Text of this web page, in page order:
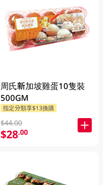
周氏新加坡雞蛋10隻裝
500GM
指定分類享$13換購
$44.00
$28.00